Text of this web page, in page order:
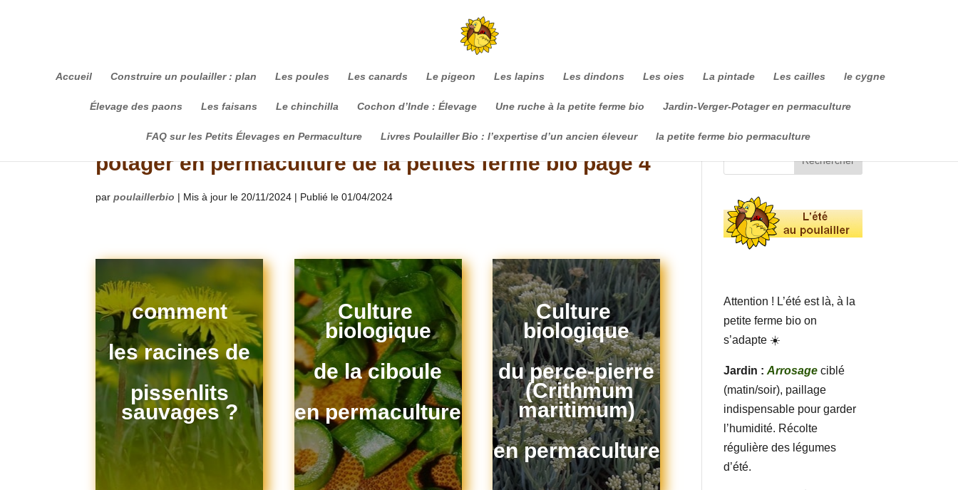
Accueil Construire un poulailler : plan Les poules Les canards Le pigeon Les lapins Les dindons Les oies La pintade Les cailles le cygne
Élevage des paons Les faisans Le chinchilla Cochon d’Inde : Élevage Une ruche à la petite ferme bio Jardin-Verger-Potager en permaculture
FAQ sur les Petits Élevages en Permaculture Livres Poulailler Bio : l’expertise d’un ancien éleveur la petite ferme bio permaculture
potager en permaculture de la petites ferme bio page 4
parpoulaillerbio | Mis à jour le 20/11/2024 | Publié le 01/04/2024
comment
les racines de
pissenlits
sauvages ?
Culture
biologique
de la ciboule
en permaculture
Culture
biologique
du perce-pierre
(Crithmum
maritimum)
en permaculture
Attention ! L’été est là, à la
petite ferme bio on
s’adapte ☀️
Jardin : Arrosage ciblé
(matin/soir), paillage
indispensable pour garder
l’humidité. Récolte
régulière des légumes
d’été.